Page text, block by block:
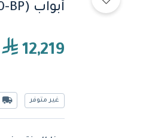
أبواب (CMFP-180-BP) من فاجور
12,219
غير متوفر